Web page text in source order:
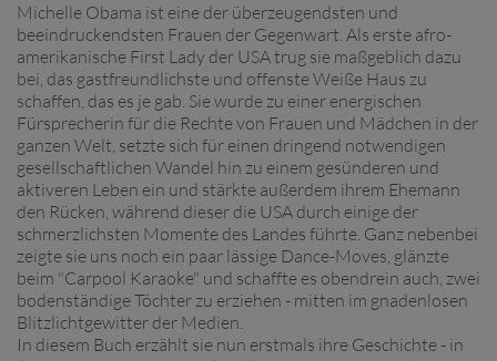
Michelle Obama ist eine der überzeugendsten und
beeindruckendsten Frauen der Gegenwart. Als erste afro-
amerikanische First Lady der USA trug sie maßgeblich dazu
bei, das gastfreundlichste und offenste Weiße Haus zu
schaffen, das es je gab. Sie wurde zu einer energischen
Fürsprecherin für die Rechte von Frauen und Mädchen in der
ganzen Welt, setzte sich für einen dringend notwendigen
gesellschaftlichen Wandel hin zu einem gesünderen und
aktiveren Leben ein und stärkte außerdem ihrem Ehemann
den Rücken, während dieser die USA durch einige der
schmerzlichsten Momente des Landes führte. Ganz nebenbei
zeigte sie uns noch ein paar lässige Dance-Moves, glänzte
beim "Carpool Karaoke" und schaffte es obendrein auch, zwei
bodenständige Töchter zu erziehen - mitten im gnadenlosen
Blitzlichtgewitter der Medien.
In diesem Buch erzählt sie nun erstmals ihre Geschichte - in